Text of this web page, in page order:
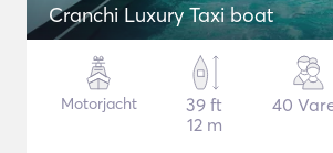
Cranchi Luxury Taxi boat
Motorjacht
39 ft
12 m
40